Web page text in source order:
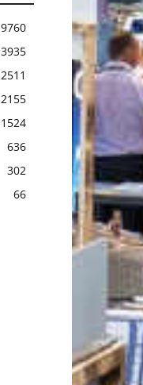
9760
3935
2511
2155
1524
636
302
66